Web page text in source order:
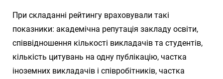
При складанні рейтингу враховували такі
показники: академічна репутація закладу освіти,
співвідношення кількості викладачів та студентів,
кількість цитувань на одну публікацію, частка
іноземних викладачів і співробітників, частка